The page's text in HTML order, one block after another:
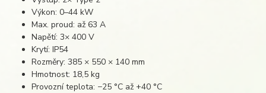
Výkon: 0–44 kW
Max. proud: až 63 A
Napětí: 3× 400 V
Krytí: IP54
Rozměry: 385 × 550 × 140 mm
Hmotnost: 18,5 kg
Provozní teplota: −25 °C až +40 °C